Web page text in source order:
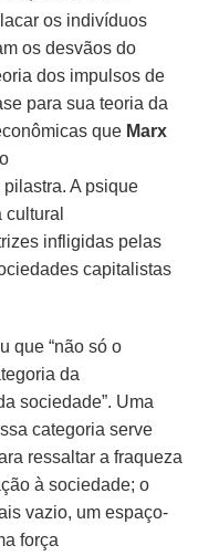
os indivíduos
os desvãos do
dos impulsos de
para sua teoria da
que Marx
A psique
infligidas pelas
capitalistas
que “não só o
da
sociedade”. Uma
categoria serve
ressaltar a fraqueza
à sociedade; o
vazio, um espaço-
força